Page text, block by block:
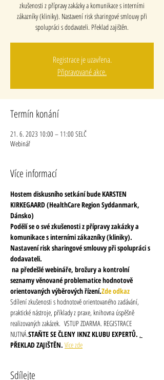
zkušenosti z přípravy zakázky a komunikace s interními
zákazníky (kliniky). Nastavení risk sharingové smlouvy při
spolupráci s dodavateli. Překlad zajištěn.
Registrace je uzavřena.
Připravované akce.
Termín konání
21. 6. 2023 10:00 – 11:00 SELČ
Webinář
Více informací
Hostem diskusního setkání bude KARSTEN
KIRKEGAARD (HealthCare Region Syddanmark,
Dánsko)
Podělí se o své zkušenosti z přípravy zakázky a
komunikace s interními zákazníky (kliniky).
Nastavení risk sharingové smlouvy při spolupráci s
dodavateli.
seznamy věnované problematice hodnotově
orientovaných výběrových řízení.Zde odkaz
Sdílení zkušenosti s hodnotově orientovaného zadávání,
praktické nástroje, příklady z praxe, knihovna úspěšně
realizovaných zakázek. VSTUP ZDARMA. REGISTRACE
NUTNÁ.STAŇTE SE ČLENY IKNZ KLUBU EXPERTŮ. .
PŘEKLAD ZAJIŠTĚN. Více zde
Sdílejte